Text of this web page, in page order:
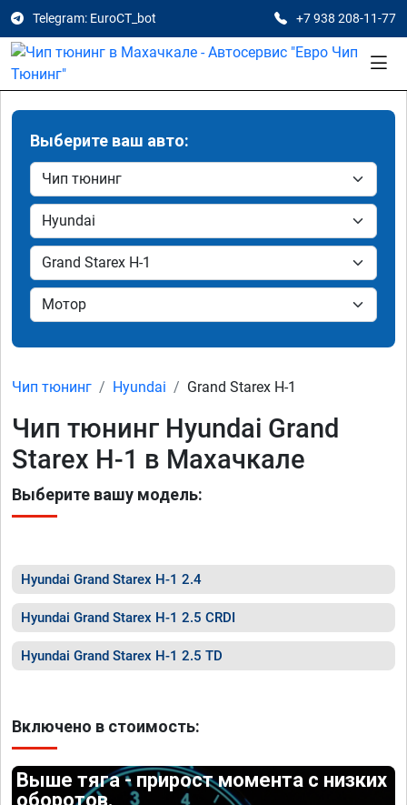
Telegram: EuroCT_bot +7 938 208-11-77
Выберите ваш авто:
Чип тюнинг Hyundai Grand Starex H-1
Чип тюнинг Hyundai Grand
Starex H-1 в Махачкале
Выберите вашу модель:
Hyundai Grand Starex H-1 2.4
Hyundai Grand Starex H-1 2.5 CRDI
Hyundai Grand Starex H-1 2.5 TD
Включено в стоимость:
Выше тяга - прирост момента с низких
оборотов.